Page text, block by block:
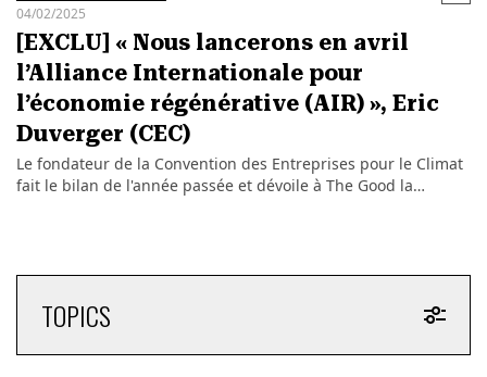
04/02/2025
[EXCLU] « Nous lancerons en avril
l’Alliance Internationale pour
l’économie régénérative (AIR) », Eric
Duverger (CEC)
Le fondateur de la Convention des Entreprises pour le Climat
fait le bilan de l'année passée et dévoile à The Good la…
TOPICS